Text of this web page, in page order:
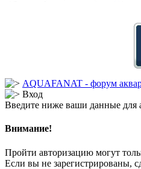
AQUAFANAT - форум
Вход
Введите ниже ваши данные для
Внимание!
Пройти авторизацию могут
Если вы не зарегистрированы,